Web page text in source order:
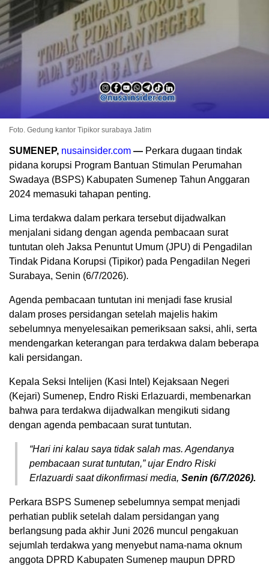
Foto. Gedung kantor Tipikor surabaya Jatim
SUMENEP, nusainsider.com — Perkara dugaan tindak
pidana korupsi Program Bantuan Stimulan Perumahan
Swadaya (BSPS) Kabupaten Sumenep Tahun Anggaran
2024 memasuki tahapan penting.
Lima terdakwa dalam perkara tersebut dijadwalkan
menjalani sidang dengan agenda pembacaan surat
tuntutan oleh Jaksa Penuntut Umum (JPU) di Pengadilan
Tindak Pidana Korupsi (Tipikor) pada Pengadilan Negeri
Surabaya, Senin (6/7/2026).
Agenda pembacaan tuntutan ini menjadi fase krusial
dalam proses persidangan setelah majelis hakim
sebelumnya menyelesaikan pemeriksaan saksi, ahli, serta
mendengarkan keterangan para terdakwa dalam beberapa
kali persidangan.
Kepala Seksi Intelijen (Kasi Intel) Kejaksaan Negeri
(Kejari) Sumenep, Endro Riski Erlazuardi, membenarkan
bahwa para terdakwa dijadwalkan mengikuti sidang
dengan agenda pembacaan surat tuntutan.
“Hari ini kalau saya tidak salah mas. Agendanya
pembacaan surat tuntutan,” ujar Endro Riski
Erlazuardi saat dikonfirmasi media, Senin (6/7/2026).
Perkara BSPS Sumenep sebelumnya sempat menjadi
perhatian publik setelah dalam persidangan yang
berlangsung pada akhir Juni 2026 muncul pengakuan
sejumlah terdakwa yang menyebut nama-nama oknum
anggota DPRD Kabupaten Sumenep maupun DPRD